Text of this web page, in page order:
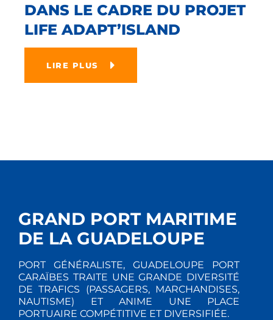
DANS LE CADRE DU PROJET
LIFE ADAPT’ISLAND
LIRE PLUS
GRAND PORT MARITIME
DE LA GUADELOUPE
PORT GÉNÉRALISTE, GUADELOUPE PORT
CARAÏBES TRAITE UNE GRANDE DIVERSITÉ
DE TRAFICS (PASSAGERS, MARCHANDISES,
NAUTISME) ET ANIME UNE PLACE
PORTUAIRE COMPÉTITIVE ET DIVERSIFIÉE.